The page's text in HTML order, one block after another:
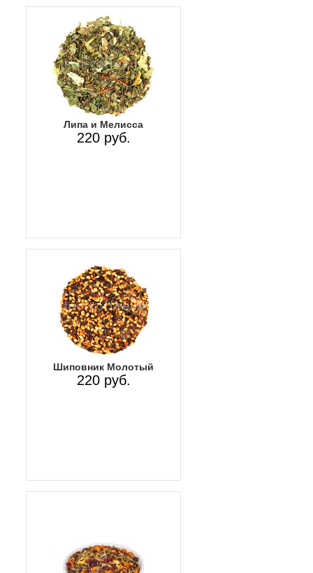
Липа и Мелисса
220 руб.
Шиповник Молотый
220 руб.